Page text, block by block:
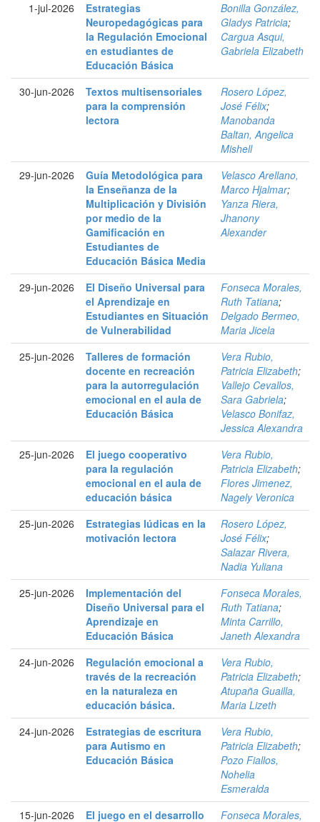
1-jul-2026
Estrategias
Neuropedagógicas para
la Regulación Emocional
en estudiantes de
Educación Básica
Bonilla González,
Gladys Patricia;
Cargua Asqui,
Gabriela Elizabeth
30-jun-2026
Textos multisensoriales
para la comprensión
lectora
Rosero López,
José Félix;
Manobanda
Baltan, Angelica
Mishell
29-jun-2026
Guía Metodológica para
la Enseñanza de la
Multiplicación y División
por medio de la
Gamificación en
Estudiantes de
Educación Básica Media
Velasco Arellano,
Marco Hjalmar;
Yanza Riera,
Jhanony
Alexander
29-jun-2026
El Diseño Universal para
el Aprendizaje en
Estudiantes en Situación
de Vulnerabilidad
Fonseca Morales,
Ruth Tatiana;
Delgado Bermeo,
Maria Jicela
25-jun-2026
Talleres de formación
docente en recreación
para la autorregulación
emocional en el aula de
Educación Básica
Vera Rubio,
Patricia Elizabeth;
Vallejo Cevallos,
Sara Gabriela;
Velasco Bonifaz,
Jessica Alexandra
25-jun-2026
El juego cooperativo
para la regulación
emocional en el aula de
educación básica
Vera Rubio,
Patricia Elizabeth;
Flores Jimenez,
Nagely Veronica
25-jun-2026
Estrategias lúdicas en la
motivación lectora
Rosero López,
José Félix;
Salazar Rivera,
Nadia Yuliana
25-jun-2026
Implementación del
Diseño Universal para el
Aprendizaje en
Educación Básica
Fonseca Morales,
Ruth Tatiana;
Minta Carrillo,
Janeth Alexandra
24-jun-2026
Regulación emocional a
través de la recreación
en la naturaleza en
educación básica.
Vera Rubio,
Patricia Elizabeth;
Atupaña Guailla,
Maria Lizeth
24-jun-2026
Estrategias de escritura
para Autismo en
Educación Básica
Vera Rubio,
Patricia Elizabeth;
Pozo Fiallos,
Nohelia
Esmeralda
15-jun-2026
El juego en el desarrollo Fonseca Morales,